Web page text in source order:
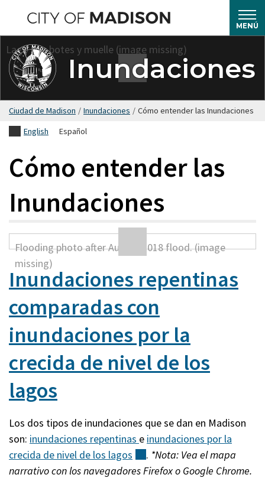
el
contenido
principal
MENÚ
Inundaciones
Ciudad de Madison / Inundaciones / Cómo entender las Inundaciones
English
Español
Cómo entender las
Inundaciones
Inundaciones repentinas
comparadas con
inundaciones por la
crecida de nivel de los
lagos
Los dos tipos de inundaciones que se dan en Madison
son: inundaciones repentinas e inundaciones por la
crecida de nivel de los lagos (externo)
. *Nota: Vea el mapa
narrativo con los navegadores Firefox o Google Chrome.